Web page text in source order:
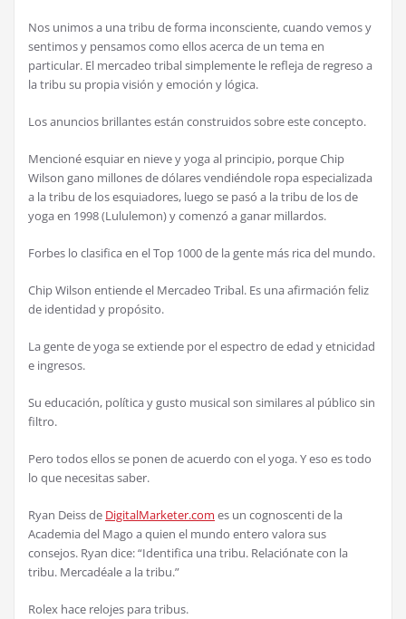
Nos unimos a una tribu de forma inconsciente, cuando vemos y
sentimos y pensamos como ellos acerca de un tema en
particular. El mercadeo tribal simplemente le refleja de regreso a
la tribu su propia visión y emoción y lógica.
Los anuncios brillantes están construidos sobre este concepto.
Mencioné esquiar en nieve y yoga al principio, porque Chip
Wilson gano millones de dólares vendiéndole ropa especializada
a la tribu de los esquiadores, luego se pasó a la tribu de los de
yoga en 1998 (Lululemon) y comenzó a ganar millardos.
Forbes lo clasifica en el Top 1000 de la gente más rica del mundo.
Chip Wilson entiende el Mercadeo Tribal. Es una afirmación feliz
de identidad y propósito.
La gente de yoga se extiende por el espectro de edad y etnicidad
e ingresos.
Su educación, política y gusto musical son similares al público sin
filtro.
Pero todos ellos se ponen de acuerdo con el yoga. Y eso es todo
lo que necesitas saber.
Ryan Deiss de DigitalMarketer.com es un cognoscenti de la
Academia del Mago a quien el mundo entero valora sus
consejos. Ryan dice: “Identifica una tribu. Relaciónate con la
tribu. Mercadéale a la tribu.”
Rolex hace relojes para tribus.